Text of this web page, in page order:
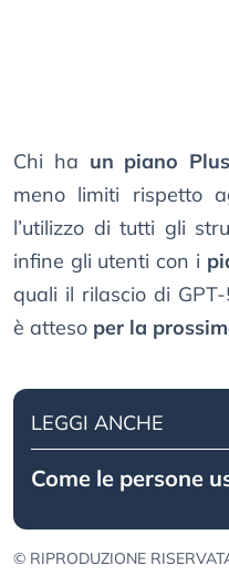
Chi ha un piano Plus
meno limiti rispetto
l’utilizzo di tutti gli
infine gli utenti con i
quali il rilascio di
è atteso per la
LEGGI ANCHE
Come le persone
© RIPRODUZIONE